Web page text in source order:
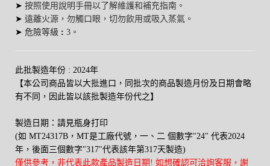
➤ 按照使用說明手冊以了解維護和補充指南。
➤ 遠離火源，勿觸口眼，切勿飲用或吸入蒸氣 。
➤ 危險等級 : 3 。
此批製造年份 : 2024年
【本公司商品皆以大批進口，同批次的商品製造月份及日期會略
有不同，因此皆以該批製造年份代之】
製造日期：請見瓶身打印
(如 MT24317B ，MT是工廠代號，一、二 個數字"24" 代表2024
年，後面三個數字"317"代表該年第317天製造)
僅供參考，非代表此款產品製造日期! 如想確認可洽詢客服，謝